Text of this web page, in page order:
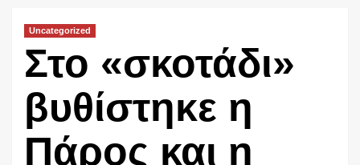
Uncategorized
Στο «σκοτάδι»
βυθίστηκε η
Πάρος και η